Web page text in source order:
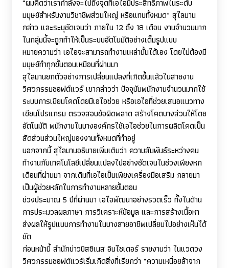
“ผมคิดว่าเรากำลังจะไปถึงจุดที่เอไอมีประสิทธิภาพในระดับ
มนุษย์สำหรับงานวิชาชีพส่วนใหญ่ หรือแทบทั้งหมด” สุไลมาน
กล่าว และระบุชัดเจนว่า ภายใน 12 ถึง 18 เดือน งานจำนวนมาก
ในกลุ่มนี้จะถูกทำให้เป็นระบบอัตโนมัติอย่างเต็มรูปแบบ
หมายความว่า เอไอจะสามารถทำงานเหล่านั้นได้เอง โดยไม่ต้องมี
มนุษย์ทำทุกขั้นตอนเหมือนที่ผ่านมา
สุไลมานยกตัวอย่างการเปลี่ยนแปลงที่เกิดขึ้นแล้วในสายงาน
วิศวกรรมซอฟต์แวร์ เขากล่าวว่า ปัจจุบันพนักงานจำนวนมากใช้
ระบบการเขียนโคดโดยมีเอไอช่วย หรือเอไอที่ช่วยเสนอแนวทาง
เขียนโปรแกรม ตรวจสอบข้อผิดพลาด สร้างโคดบางส่วนให้โดย
อัตโนมัติ พนักงานในบางองค์กรใช้เอไอช่วยในการผลิตโคดเป็น
สัดส่วนส่วนใหญ่ของงานทั้งหมดที่ทำอยู่
นอกจากนี้ สุไลมานอธิบายเพิ่มเติมว่า ความสัมพันธ์ระหว่างคน
ทำงานกับเทคโนโลยีเปลี่ยนแปลงไปอย่างชัดเจนในช่วงเพียงหก
เดือนที่ผ่านมา จากเดิมที่เอไอเป็นเพียงเครื่องมือเสริม กลายมา
เป็นผู้ช่วยหลักในการทำงานหลายขั้นตอน
ช่วงประมาณ 5 ปีที่ผ่านมา เอไอพัฒนาอย่างรวดเร็ว ทั้งในด้าน
การประมวลผลภาษา การวิเคราะห์ข้อมูล และการสร้างเนื้อหา
ส่งผลให้รูปแบบการทำงานในบางสายอาชีพเปลี่ยนไปอย่างเห็นได้
ชัด
ก่อนหน้านี้ สำนักข่าวบิสซิเนส อินไซเดอร์ รายงานว่า ในแวดวง
วิศวกรรมซอฟต์แวร์เริ่มเกิดสิ่งที่เรียกว่า “ความเหนื่อยล้าจาก